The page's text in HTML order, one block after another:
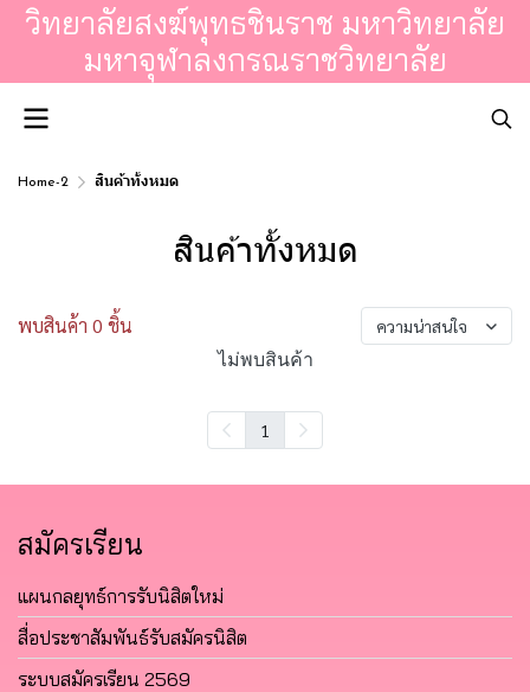
วิทยาลัยสงฆ์พุทธชินราช มหาวิทยาลัย
มหาจุฬาลงกรณราชวิทยาลัย
Home-2 สินค้าทั้งหมด
สินค้าทั้งหมด
พบสินค้า 0 ชิ้น ความน่าสนใจ
ไม่พบสินค้า
1
สมัครเรียน
แผนกลยุทธ์การรับนิสิตใหม่
สื่อประชาสัมพันธ์รับสมัครนิสิต
ระบบสมัครเรียน 2569